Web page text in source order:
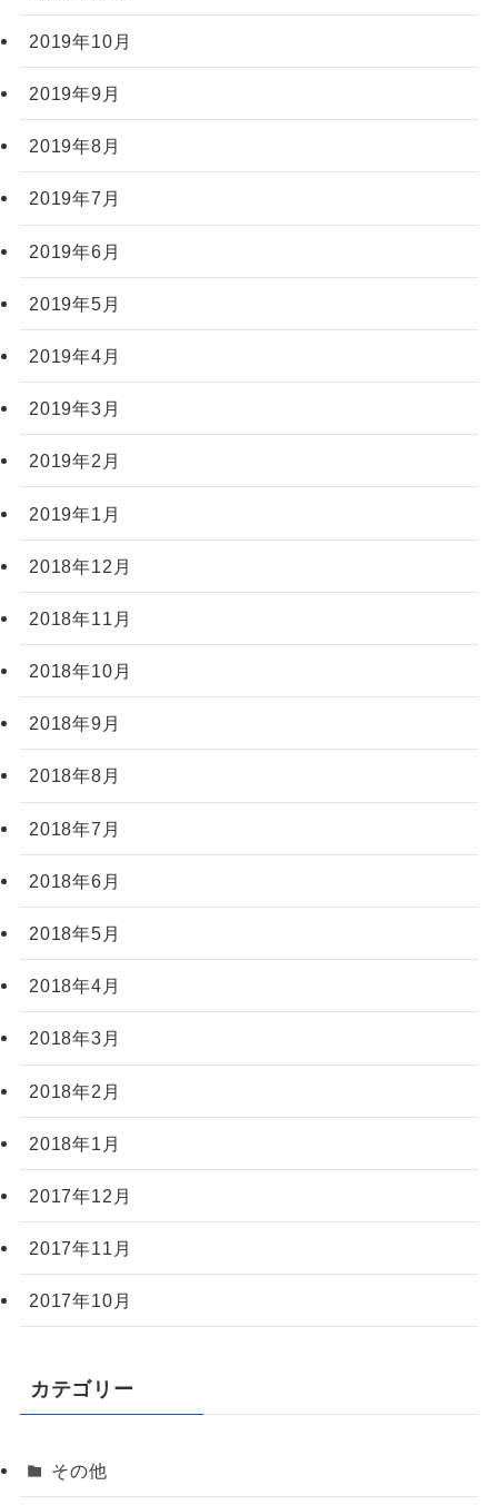
2019年10月
2019年9月
2019年8月
2019年7月
2019年6月
2019年5月
2019年4月
2019年3月
2019年2月
2019年1月
2018年12月
2018年11月
2018年10月
2018年9月
2018年8月
2018年7月
2018年6月
2018年5月
2018年4月
2018年3月
2018年2月
2018年1月
2017年12月
2017年11月
2017年10月
カテゴリー
その他